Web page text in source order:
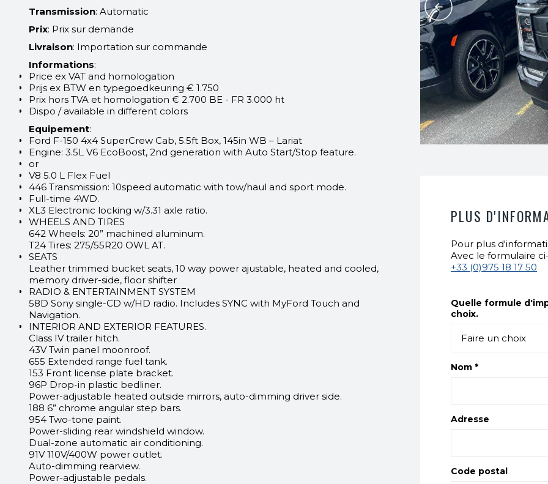
Transmission: Automatic
Prix: Prix sur demande
Livraison: Importation sur commande
Informations:
Price ex VAT and homologation
Prijs ex BTW en typegoedkeuring € 1.750
Prix hors TVA et homologation € 2.700 BE - FR 3.000 ht
Dispo / available in different colors
Equipement:
Ford F-150 4x4 SuperCrew Cab, 5.5ft Box, 145in WB – Lariat
Engine: 3.5L V6 EcoBoost, 2nd generation with Auto Start/Stop feature.
or
V8 5.0 L Flex Fuel
446 Transmission: 10speed automatic with tow/haul and sport mode.
Full-time 4WD.
XL3 Electronic locking w/3.31 axle ratio.
WHEELS AND TIRES
642 Wheels: 20” machined aluminum.
T24 Tires: 275/55R20 OWL AT.
SEATS
Leather trimmed bucket seats, 10 way power ajustable, heated and cooled,
memory driver-side, floor shifter
RADIO & ENTERTAINMENT SYSTEM
58D Sony single-CD w/HD radio. Includes SYNC with MyFord Touch and
Navigation.
INTERIOR AND EXTERIOR FEATURES.
Class IV trailer hitch.
43V Twin panel moonroof.
655 Extended range fuel tank.
153 Front license plate bracket.
96P Drop-in plastic bedliner.
Power-adjustable heated outside mirrors, auto-dimming driver side.
188 6” chrome angular step bars.
954 Two-tone paint.
Power-sliding rear windshield window.
Dual-zone automatic air conditioning.
91V 110V/400W power outlet.
Auto-dimming rearview.
Power-adjustable pedals.
PLUS
Pour plus
Avec le formulaire
+33 (0)975 18 17 50
Quelle formule
choix.
Nom *
Adresse
Code postal